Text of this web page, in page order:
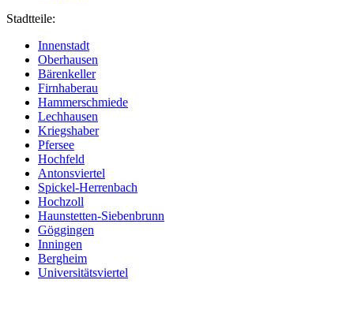
Stadtteile:
Innenstadt
Oberhausen
Bärenkeller
Firnhaberau
Hammerschmiede
Lechhausen
Kriegshaber
Pfersee
Hochfeld
Antonsviertel
Spickel-Herrenbach
Hochzoll
Haunstetten-Siebenbrunn
Göggingen
Inningen
Bergheim
Universitätsviertel